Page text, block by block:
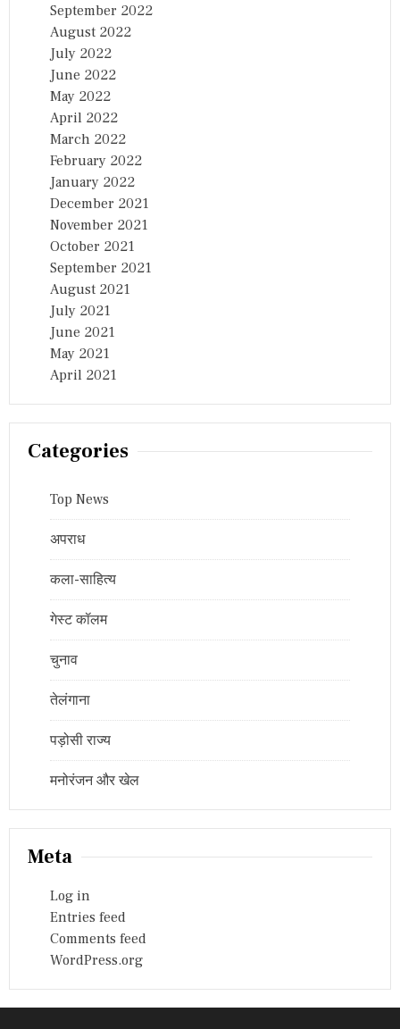
September 2022
August 2022
July 2022
June 2022
May 2022
April 2022
March 2022
February 2022
January 2022
December 2021
November 2021
October 2021
September 2021
August 2021
July 2021
June 2021
May 2021
April 2021
Categories
Top News
अपराध
कला-साहित्य
गेस्ट कॉलम
चुनाव
तेलंगाना
पड़ोसी राज्य
मनोरंजन और खेल
Meta
Log in
Entries feed
Comments feed
WordPress.org